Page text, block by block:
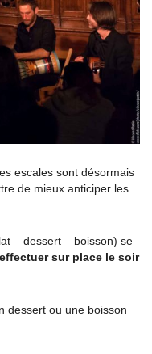
escales sont désormais
de mieux anticiper les
– dessert – boisson) se
sur place le soir
dessert ou une boisson